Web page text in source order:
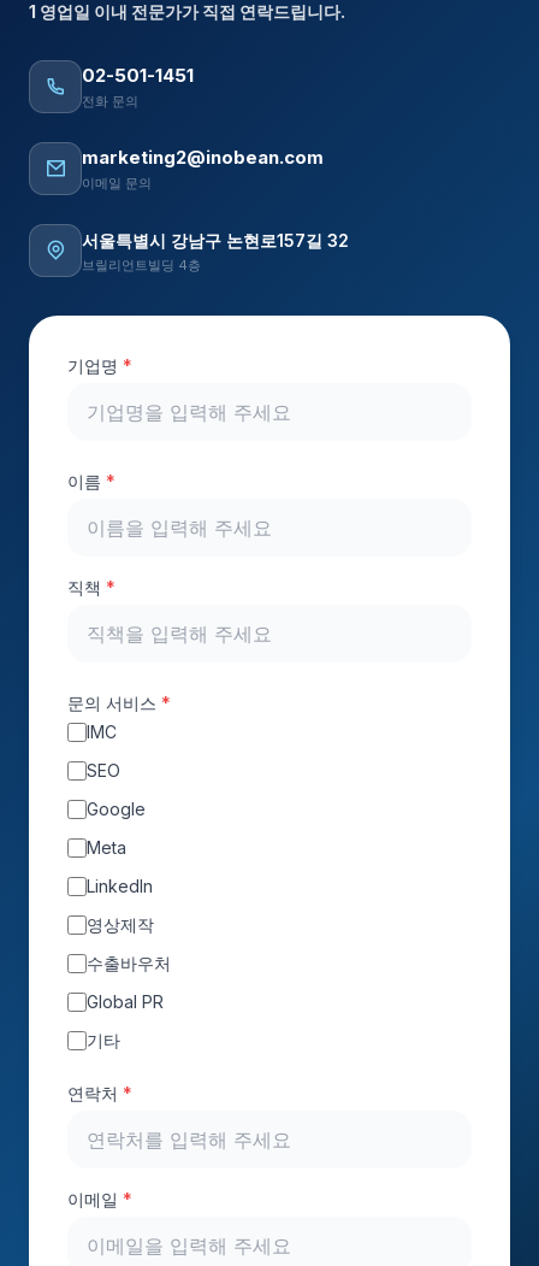
1 영업일 이내 전문가가 직접 연락드립니다.
02-501-1451
전화 문의
marketing2@inobean.com
이메일 문의
서울특별시 강남구 논현로157길 32
브릴리언트빌딩 4층
기업명 *
이름 *
직책 *
문의 서비스 *
IMC
SEO
Google
Meta
LinkedIn
영상제작
수출바우처
Global PR
기타
연락처 *
이메일 *